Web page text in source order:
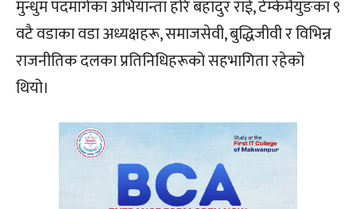
मुन्धुम पदमार्गका अभियान्ता हरि बहादुर राई, टेम्केमैयुङका ९
वटै वडाका वडा अध्यक्षहरू, समाजसेवी, बुद्धिजीवी र विभिन्न
राजनीतिक दलका प्रतिनिधिहरूको सहभागिता रहेको
थियो।